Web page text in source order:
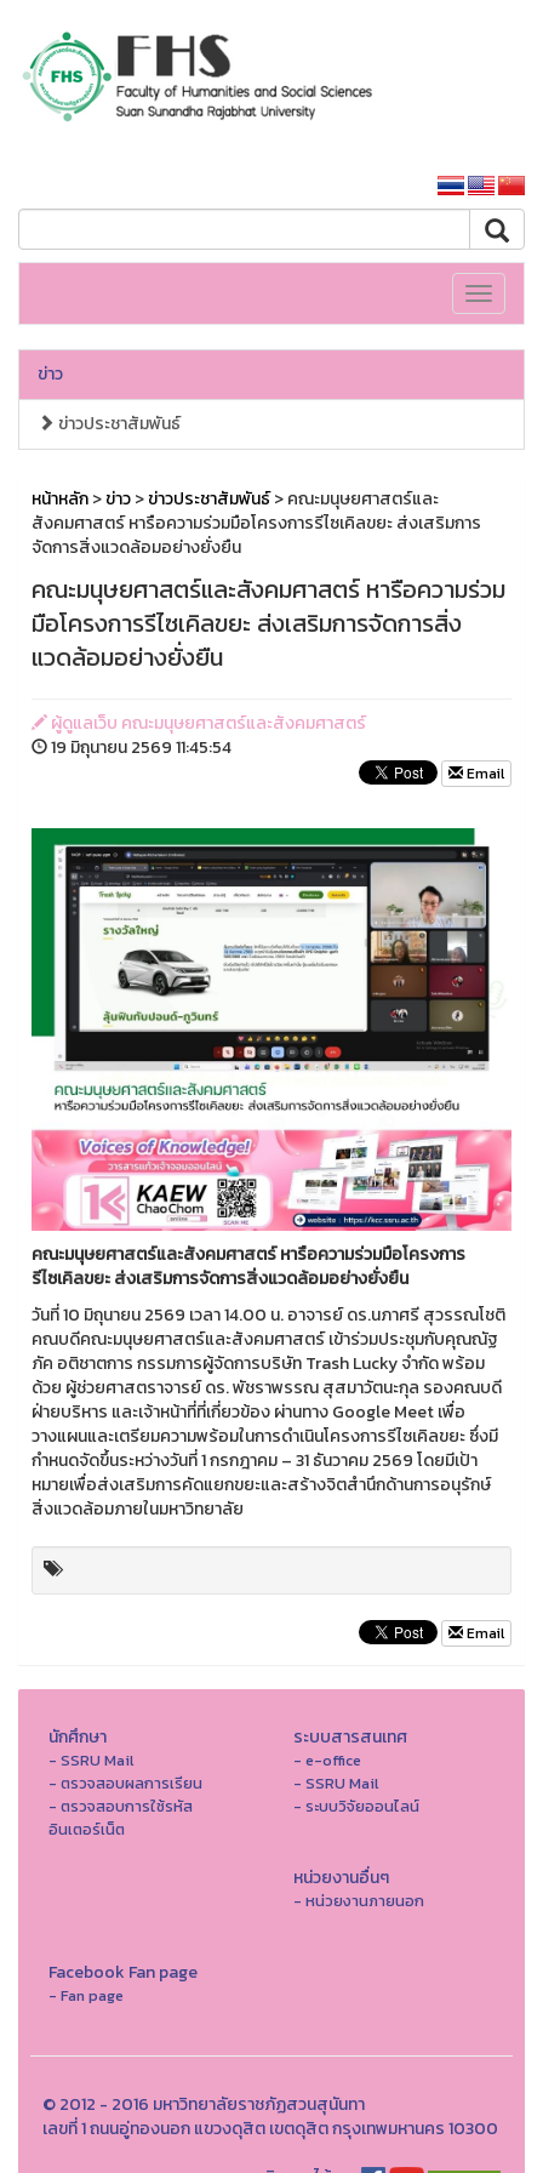
Toggle
ข่าว
ข่าวประชาสัมพันธ์
หน้าหลัก>ข่าว>ข่าวประชาสัมพันธ์> คณะมนุษยศาสตร์และ
สังคมศาสตร์ หารือความร่วมมือโครงการรีไซเคิลขยะ ส่งเสริมการ
จัดการสิ่งแวดล้อมอย่างยั่งยืน
คณะมนุษยศาสตร์และสังคมศาสตร์ หารือความร่วม
มือโครงการรีไซเคิลขยะ ส่งเสริมการจัดการสิ่ง
แวดล้อมอย่างยั่งยืน
ผู้ดูแลเว็บ คณะมนุษยศาสตร์และสังคมศาสตร์
19 มิถุนายน 2569 11:45:54
Email
คณะมนุษยศาสตร์และสังคมศาสตร์ หารือความร่วมมือโครงการ
รีไซเคิลขยะ ส่งเสริมการจัดการสิ่งแวดล้อมอย่างยั่งยืน
วันที่ 10 มิถุนายน 2569 เวลา 14.00 น. อาจารย์ ดร.นภาศรี สุวรรณโชติ
คณบดีคณะมนุษยศาสตร์และสังคมศาสตร์ เข้าร่วมประชุมกับคุณณัฐ
ภัค อติชาตการ กรรมการผู้จัดการบริษัท Trash Lucky จำกัด พร้อม
ด้วย ผู้ช่วยศาสตราจารย์ ดร. พัชราพรรณ สุสมาวัตนะกุล รองคณบดี
ฝ่ายบริหาร และเจ้าหน้าที่ที่เกี่ยวข้อง ผ่านทาง Google Meet เพื่อ
วางแผนและเตรียมความพร้อมในการดำเนินโครงการรีไซเคิลขยะ ซึ่งมี
กำหนดจัดขึ้นระหว่างวันที่ 1 กรกฎาคม – 31 ธันวาคม 2569 โดยมีเป้า
หมายเพื่อส่งเสริมการคัดแยกขยะและสร้างจิตสำนึกด้านการอนุรักษ์
สิ่งแวดล้อมภายในมหาวิทยาลัย
Email
นักศึกษา
- SSRU Mail
- ตรวจสอบผลการเรียน
- ตรวจสอบการใช้รหัส
อินเตอร์เน็ต
ระบบสารสนเทศ
- e-office
- SSRU Mail
- ระบบวิจัยออนไลน์
หน่วยงานอื่นๆ
- หน่วยงานภายนอก
Facebook Fan page
- Fan page
© 2012 - 2016 มหาวิทยาลัยราชภัฏสวนสุนันทา
เลขที่ 1 ถนนอู่ทองนอก แขวงดุสิต เขตดุสิต กรุงเทพมหานคร 10300